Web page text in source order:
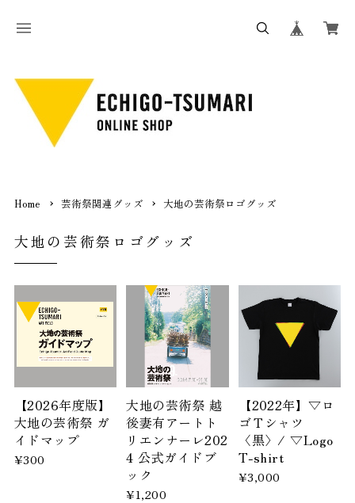
Home 芸術祭関連グッズ 大地の芸術祭ロゴグッズ
大地の芸術祭ロゴグッズ
【2026年度版】
大地の芸術祭 ガ
イドマップ
¥300
大地の芸術祭 越
後妻有アートト
リエンナーレ202
4 公式ガイドブ
ック
¥1,200
【2022年】▽ロ
ゴＴシャツ
〈黒〉/ ▽Logo
T-shirt
¥3,000